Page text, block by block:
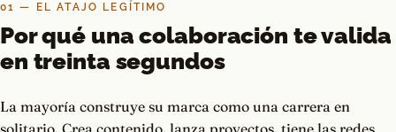
01 — EL ATAJO LEGÍTIMO
Por qué una colaboración te valida
en treinta segundos
La mayoría construye su marca como una carrera en